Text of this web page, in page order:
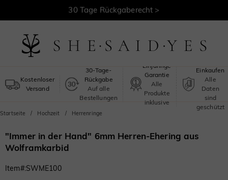
30 Tage Rückgaberecht >
Kostenloser
Versand
30-Tage-
Rückgabe
Auf alle
Bestellungen
Einjährige
Garantie
Alle
Produkte
inklusive
Einkaufen
Alle
Daten
sind
geschützt
Startseite Hochzeit Herrenringe
"Immer in der Hand" 6mm Herren-Ehering aus
Wolframkarbid
Item#:SWME100